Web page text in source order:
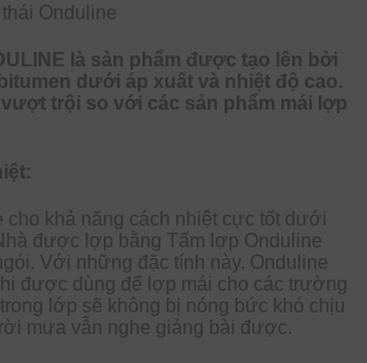
Onduline
là sản phẩm được tạo lên bởi
dưới áp xuất và nhiệt độ cao.
trội so với các sản phẩm mái lợp
cho khả năng cách nhiệt cực tốt dưới
được lợp bằng Tấm lợp Onduline
Với những đặc tính này, Onduline
được dùng để lợp mái cho các trường
lớp sẽ không bị nóng bức khó chịu
mưa vẫn nghe giảng bài được.